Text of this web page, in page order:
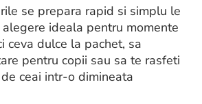
se prepara rapid si simplu le
ideala pentru momente
ceva dulce la pachet, sa
pentru copii sau sa te rasfeti
ceai intr-o dimineata